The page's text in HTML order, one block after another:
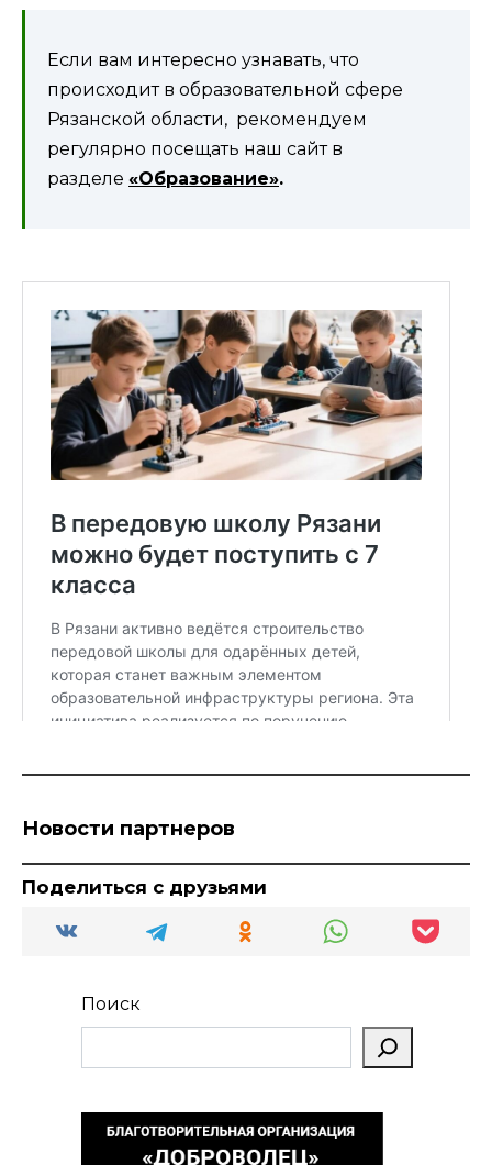
Если вам интересно узнавать, что
происходит в образовательной сфере
Рязанской области, рекомендуем
регулярно посещать наш сайт в
разделе «Образование».
Новости партнеров
Поделиться с друзьями
Поиск